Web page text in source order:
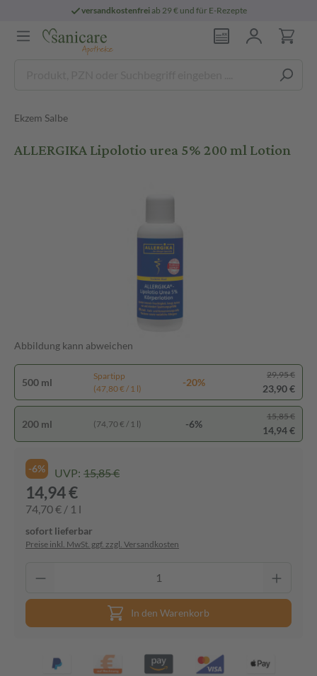
versandkostenfreiab 29 € und für E-Rezepte
Ekzem Salbe
ALLERGIKA Lipolotio urea 5% 200 ml Lotion
Abbildung kann abweichen
500 ml
Spartipp
(47,80 € / 1 l)
-20%
29,95 €
23,90 €
200 ml (74,70 € / 1 l) -6%
15,85 €
14,94 €
-6% UVP: 15,85 €
14,94 €
74,70 € / 1 l
sofort lieferbar
Preise inkl. MwSt. ggf. zzgl. Versandkosten
In den Warenkorb